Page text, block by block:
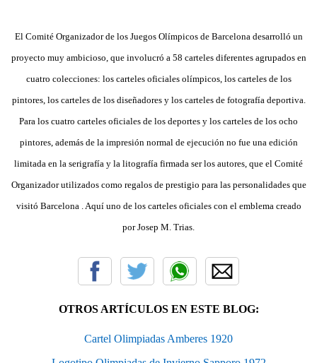
El Comité Organizador de los Juegos Olímpicos de Barcelona desarrolló un
proyecto muy ambicioso, que involucró a 58 carteles diferentes agrupados en
cuatro colecciones: los carteles oficiales olímpicos, los carteles de los
pintores, los carteles de los diseñadores y los carteles de fotografía deportiva.
Para los cuatro carteles oficiales de los deportes y los carteles de los ocho
pintores, además de la impresión normal de ejecución no fue una edición
limitada en la serigrafía y la litografía firmada ser los autores, que el Comité
Organizador utilizados como regalos de prestigio para las personalidades que
visitó Barcelona . Aquí uno de los carteles oficiales con el emblema creado
por Josep M. Trias.
OTROS ARTÍCULOS EN ESTE BLOG:
Cartel Olimpiadas Amberes 1920